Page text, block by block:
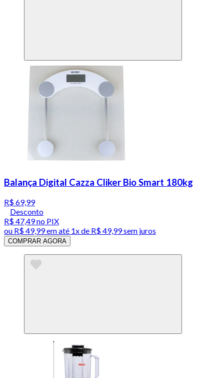
Balança Digital Cazza Cliker Bio Smart 180kg
R$ 69,99
Desconto
R$ 47,49no PIX
ou R$ 49,99em até 1x de R$ 49,99sem juros
COMPRAR AGORA